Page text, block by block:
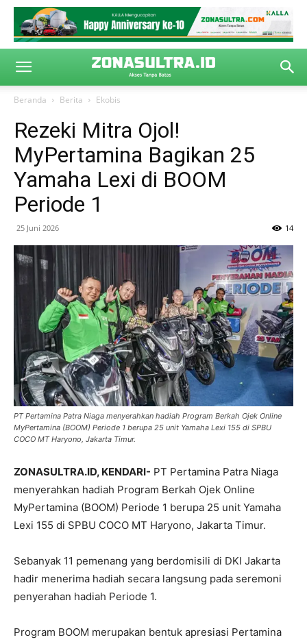
Beranda Berita Ekobis
Rezeki Mitra Ojol!
MyPertamina Bagikan 25
Yamaha Lexi di BOOM
Periode 1
25 Juni 2026 14
PT Pertamina Patra Niaga menyerahkan hadiah Program Berkah Ojek Online
MyPertamina (BOOM) Periode 1 berupa 25 unit Yamaha Lexi 155 di SPBU
COCO MT Haryono, Jakarta Timur.
ZONASULTRA.ID, KENDARI- PT Pertamina Patra Niaga
menyerahkan hadiah Program Berkah Ojek Online
MyPertamina (BOOM) Periode 1 berupa 25 unit Yamaha
Lexi 155 di SPBU COCO MT Haryono, Jakarta Timur.
Sebanyak 11 pemenang yang berdomisili di DKI Jakarta
hadir menerima hadiah secara langsung pada seremoni
penyerahan hadiah Periode 1.
Program BOOM merupakan bentuk apresiasi Pertamina